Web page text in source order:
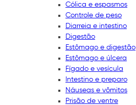
Cólica e espasmos
Controle de peso
Diarreia e intestino
Digestão
Estômago e digestão
Estômago e úlcera
Fígado e vesícula
Intestino e preparo
Náuseas e vômitos
Prisão de ventre